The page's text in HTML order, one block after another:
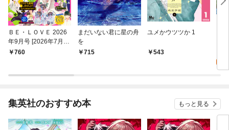
ＢＥ・ＬＯＶＥ 2026
年9月号 [2026年7月31
日発売]
760
まだいない君に星の舟
を
715
ユメかウツツか 1
543
集英社のおすすめ本 もっと見る